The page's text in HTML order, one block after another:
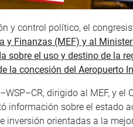
y control político, el
Finanzas (MEF) y al
sobre el uso y destino de la
la concesión del Aeropuerto
dirigido al MEF, y el
información sobre el estado
inversión orientadas a la